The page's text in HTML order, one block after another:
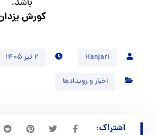
باشد.
کورش
Hanjari ۲ تیر ۱۴۰۵
اخبار و رویدادها